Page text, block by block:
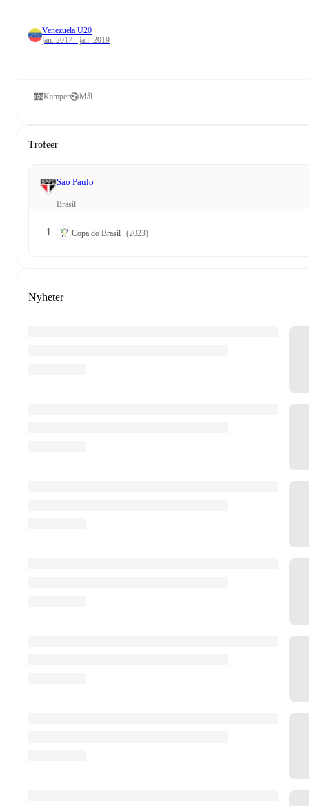
Venezuela U20
jan. 2017 - jan. 2019
Kamper Mål
Trofeer
Sao Paulo
Brasil
1 Copa do Brasil (2023)
Nyheter